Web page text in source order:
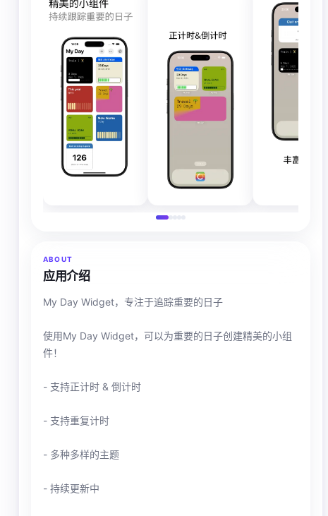
ABOUT
应用介绍
My Day Widget，专注于追踪重要的日子
使用My Day Widget，可以为重要的日子创建精美的小组
件！
- 支持正计时 & 倒计时
- 支持重复计时
- 多种多样的主题
- 持续更新中